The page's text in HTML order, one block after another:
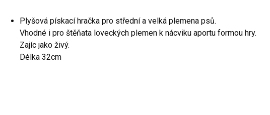
Plyšová pískací hračka pro střední a velká plemena psů.
Vhodné i pro štěňata loveckých plemen k nácviku aportu formou hry.
Zajíc jako živý.
Délka 32cm